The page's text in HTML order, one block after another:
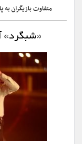
متفاوت بازیگران به
«شبگرد»